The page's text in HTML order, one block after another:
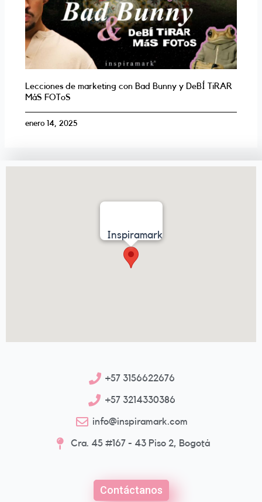
Lecciones de marketing con Bad Bunny y DeBÍ TiRAR
MáS FOToS
enero 14, 2025
Inspiramark
+57 3156622676
+57 3214330386
info@inspiramark.com
Cra. 45 #167 - 43 Piso 2, Bogotá
Contáctanos